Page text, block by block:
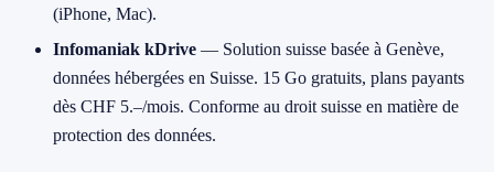
(iPhone, Mac).
Infomaniak kDrive — Solution suisse basée à Genève,
données hébergées en Suisse. 15 Go gratuits, plans payants
dès CHF 5.–/mois. Conforme au droit suisse en matière de
protection des données.